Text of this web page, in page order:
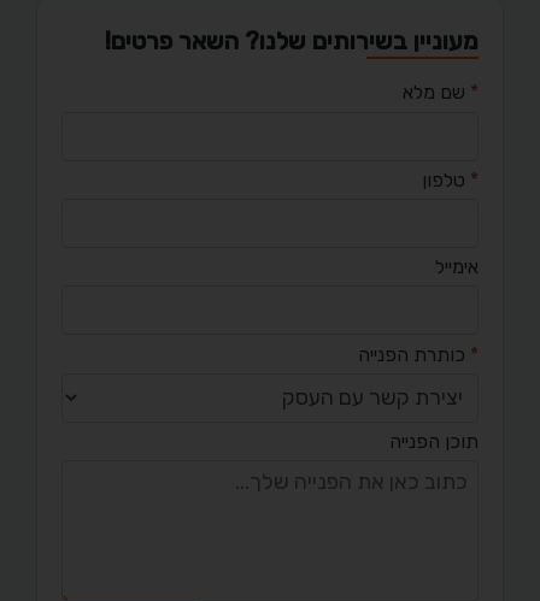
מעוניין בשירותים שלנו? השאר פרטים!
* שם מלא
* טלפון
אימייל
* כותרת הפנייה
תוכן הפנייה